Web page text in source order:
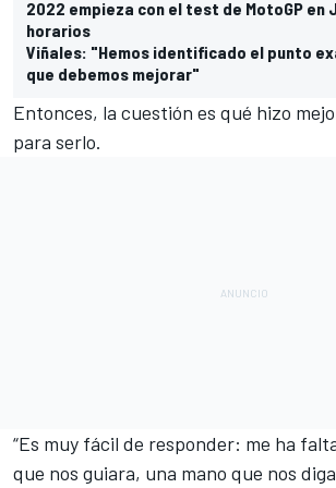
2022 empieza con el test de MotoGP en
horarios
Viñales: "Hemos identificado el punto
que debemos mejorar"
Entonces, la cuestión es qué hizo
para serlo.
“Es muy fácil de responder: me ha
que nos guiara, una mano que nos